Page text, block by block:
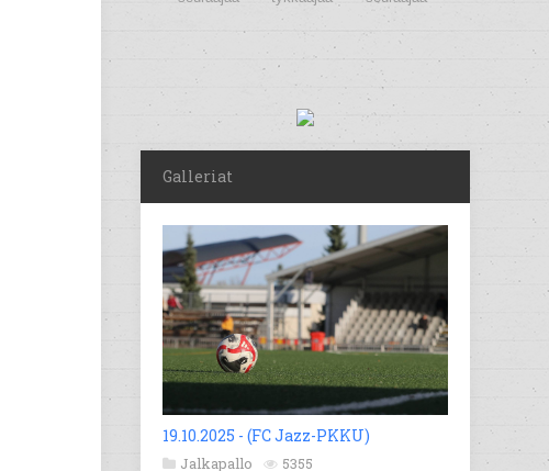
Galleriat
19.10.2025 - (FC Jazz-PKKU)
Jalkapallo 5355